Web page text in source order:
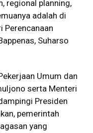
regional planning,
adalah di
Perencanaan
Suharso
Umum dan
serta Menteri
Presiden
pemerintah
yang